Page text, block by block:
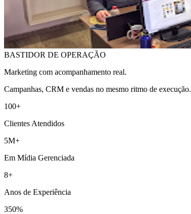
BASTIDOR DE OPERAÇÃO
Marketing com acompanhamento real.
Campanhas, CRM e vendas no mesmo ritmo de execução.
100+
Clientes Atendidos
5M+
Em Mídia Gerenciada
8+
Anos de Experiência
350%